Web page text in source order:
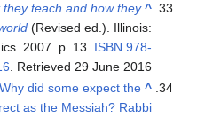
^
teach and how they
(Revised ed.). Illinois:
2007. p. 13. ISBN 978-
. Retrieved 29 June 2016
^
did some expect the
as the Messiah? Rabbi